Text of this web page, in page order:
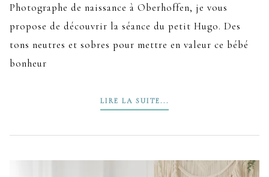
Photographe de naissance à Oberhoffen, je vous
propose de découvrir la séance du petit Hugo. Des
tons neutres et sobres pour mettre en valeur ce bébé
bonheur
LIRE LA SUITE...